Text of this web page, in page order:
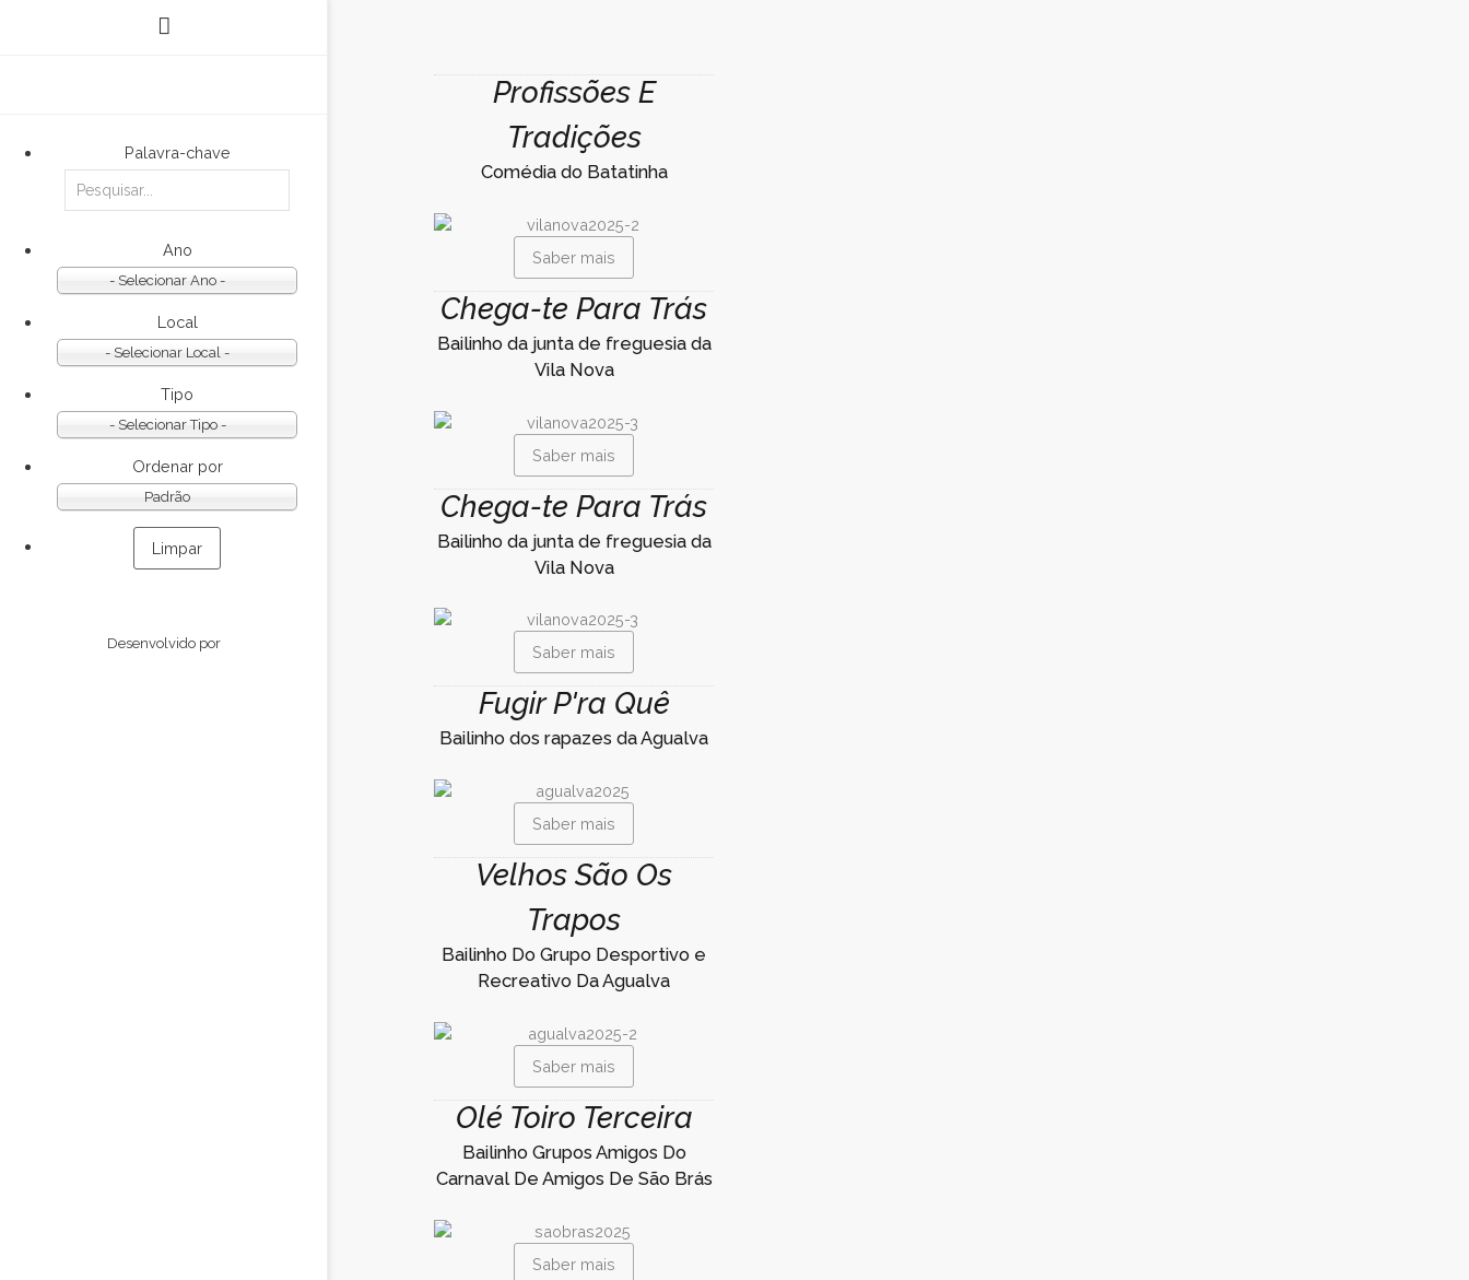
Palavra-chave
Ano
- Selecionar Ano -
Local
- Selecionar Local -
Tipo
- Selecionar Tipo -
Ordenar por
Padrão
Desenvolvido por
Profissões E
Tradições
Comédia do Batatinha
Saber mais
Chega-te Para Trás
Bailinho da junta de freguesia da
Vila Nova
Saber mais
Chega-te Para Trás
Bailinho da junta de freguesia da
Vila Nova
Saber mais
Fugir P'ra Quê
Bailinho dos rapazes da Agualva
Saber mais
Velhos São Os
Trapos
Bailinho Do Grupo Desportivo e
Recreativo Da Agualva
Saber mais
Olé Toiro Terceira
Bailinho Grupos Amigos Do
Carnaval De Amigos De São Brás
Saber mais